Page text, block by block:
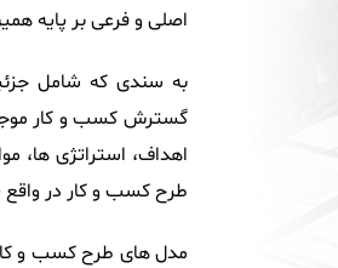
اصلی و فرعی بر پایه
به سندی که شامل
گسترش کسب و کار
اهداف، استراتژی ها،
طرح کسب و کار در
مدل های طرح کسب و